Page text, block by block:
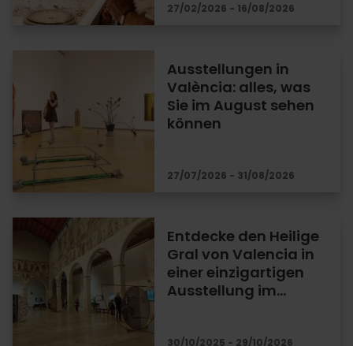
27/02/2026 - 16/08/2026
Ausstellungen in
València: alles, was
Sie im August sehen
können
27/07/2026 - 31/08/2026
Entdecke den Heilige
Gral von Valencia in
einer einzigartigen
Ausstellung im…
30/10/2025 - 29/10/2026